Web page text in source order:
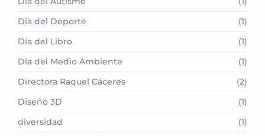
Día del Deporte
(1)
Día del Libro
(1)
Día del Medio Ambiente
(1)
Directora Raquel Cáceres
(2)
Diseño 3D
(1)
diversidad
(1)